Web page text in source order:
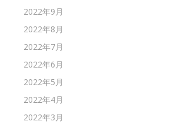
2022年9月
2022年8月
2022年7月
2022年6月
2022年5月
2022年4月
2022年3月